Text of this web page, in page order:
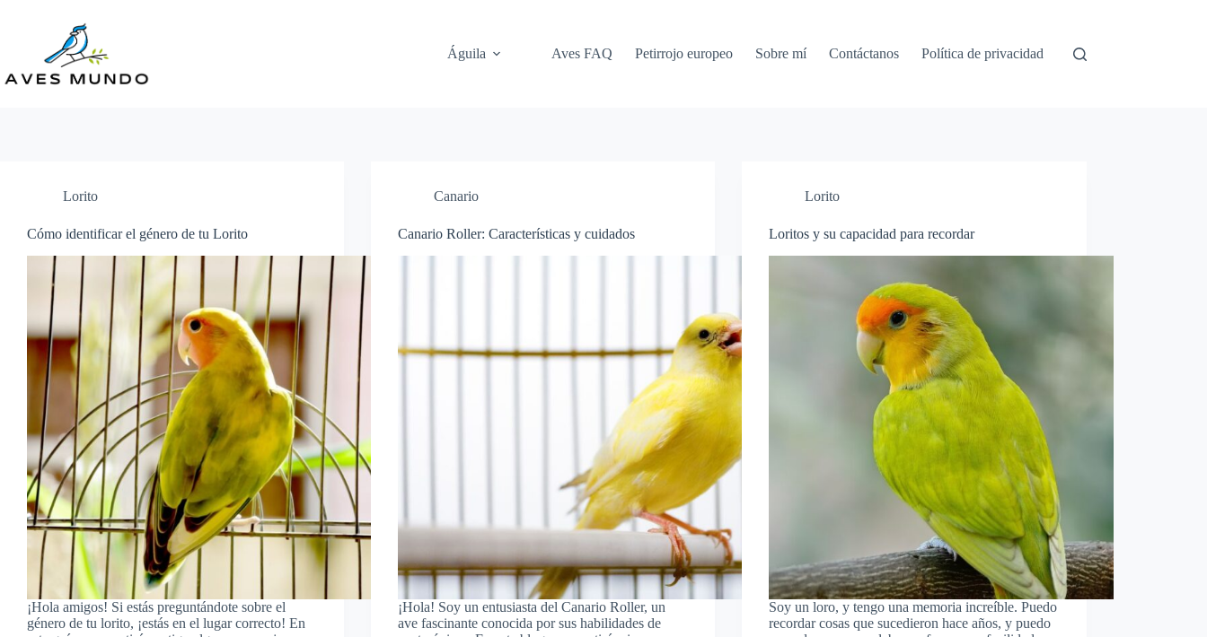
Águila
Aves FAQ Petirrojo europeo Sobre mí Contáctanos Política de privacidad
Lorito
Cómo identificar el género de tu Lorito
¡Hola amigos! Si estás preguntándote sobre el
género de tu lorito, ¡estás en el lugar correcto! En
Canario
Canario Roller: Características y cuidados
¡Hola! Soy un entusiasta del Canario Roller, un
ave fascinante conocida por sus habilidades de
Lorito
Loritos y su capacidad para recordar
Soy un loro, y tengo una memoria increíble. Puedo
recordar cosas que sucedieron hace años, y puedo